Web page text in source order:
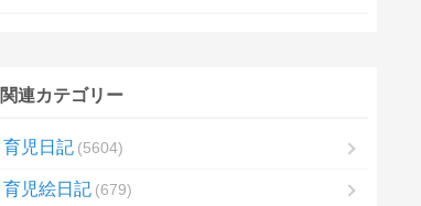
関連カテゴリー
育児日記 5604
育児絵日記 679